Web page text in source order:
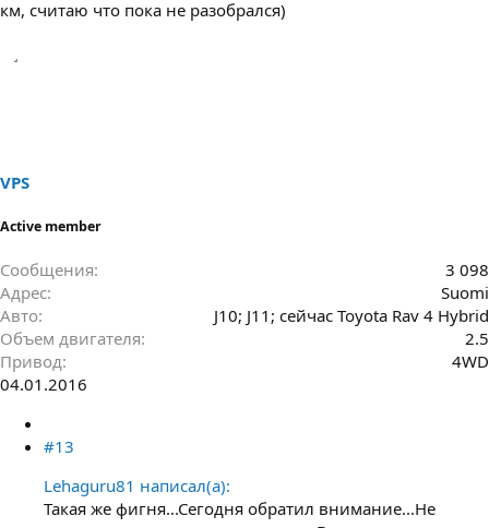
км, считаю что пока не разобрался)
VPS
Active member
Сообщения
3 098
Адрес
Suomi
Авто
J10; J11; сейчас Toyota Rav 4 Hybrid
Объем двигателя
2.5
Привод
4WD
04.01.2016
#13
Lehaguru81 написал(а):
Такая же фигня...Сегодня обратил внимание...Не